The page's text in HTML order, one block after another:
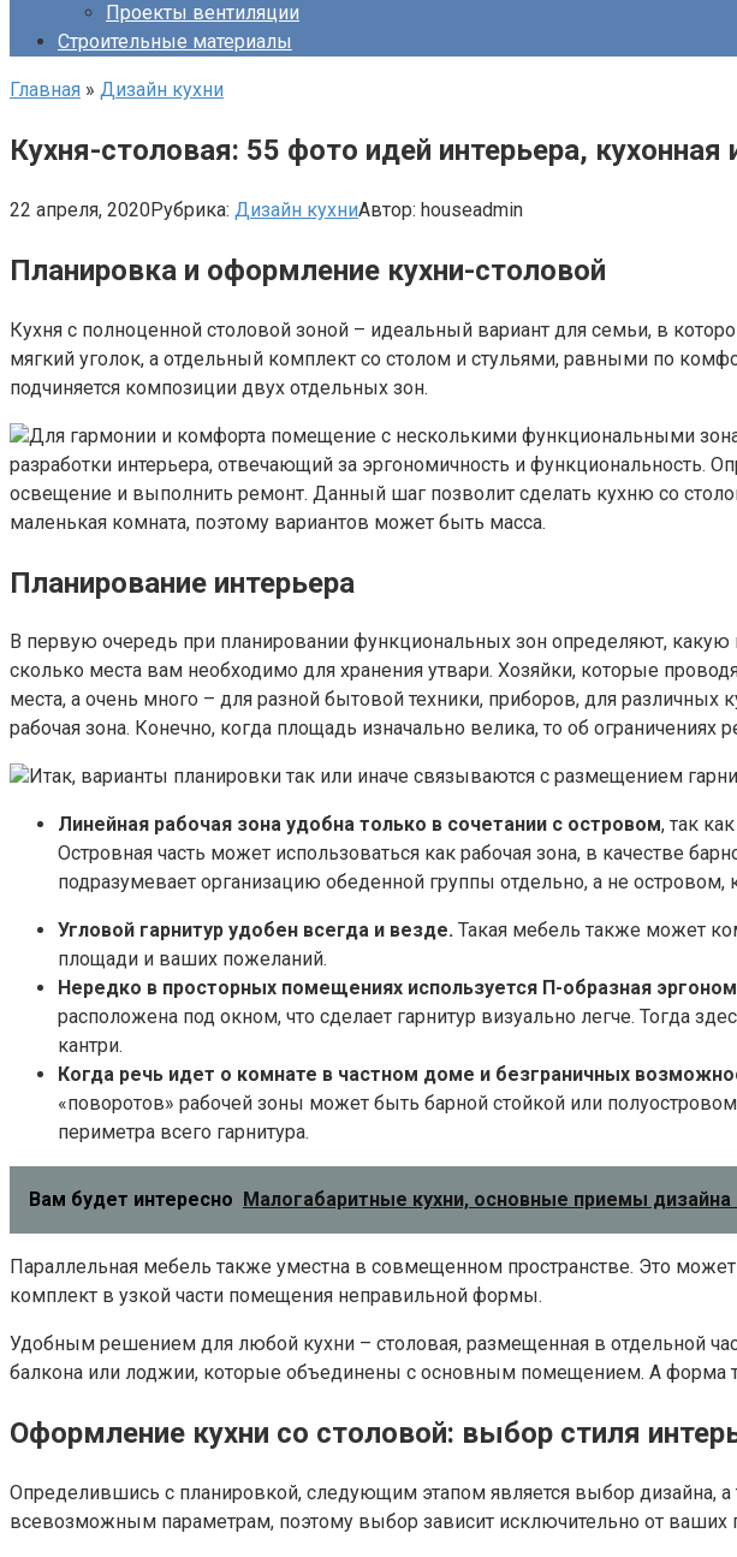
Проекты вентиляции
Строительные материалы
Главная » Дизайн кухни
Кухня-столовая: 55 фото идей интерьера,
22 апреля, 2020Рубрика: Дизайн кухниАвтор: houseadmin
Планировка и оформление кухни-столовой
Кухня с полноценной столовой зоной – идеальный вариант для семьи, в
мягкий уголок, а отдельный комплект со столом и стульями, равными по
подчиняется композиции двух отдельных зон.
Для гармонии и комфорта помещение с несколькими функциональными
разработки интерьера, отвечающий за эргономичность и функциональность.
освещение и выполнить ремонт. Данный шаг позволит сделать кухню со
маленькая комната, поэтому вариантов может быть масса.
Планирование интерьера
В первую очередь при планировании функциональных зон определяют,
сколько места вам необходимо для хранения утвари. Хозяйки, которые
места, а очень много – для разной бытовой техники, приборов, для
рабочая зона. Конечно, когда площадь изначально велика, то об ограничениях
Итак, варианты планировки так или иначе связываются с размещением
Линейная рабочая зона удобна только в сочетании с островом, так
Островная часть может использоваться как рабочая зона, в качестве
подразумевает организацию обеденной группы отдельно, а не островом,
Угловой гарнитур удобен всегда и везде. Такая мебель также может
площади и ваших пожеланий.
Нередко в просторных помещениях используется П-образная
расположена под окном, что сделает гарнитур визуально легче. Тогда
кантри.
Когда речь идет о комнате в частном доме и безграничных
«поворотов» рабочей зоны может быть барной стойкой или
периметра всего гарнитура.
Вам будет интересно Малогабаритные кухни, основные приемы
Параллельная мебель также уместна в совмещенном пространстве. Это
комплект в узкой части помещения неправильной формы.
Удобным решением для любой кухни – столовая, размещенная в отдельной
балкона или лоджии, которые объединены с основным помещением. А форма
Оформление кухни со столовой: выбор стиля
Определившись с планировкой, следующим этапом является выбор дизайна,
всевозможным параметрам, поэтому выбор зависит исключительно от ваших